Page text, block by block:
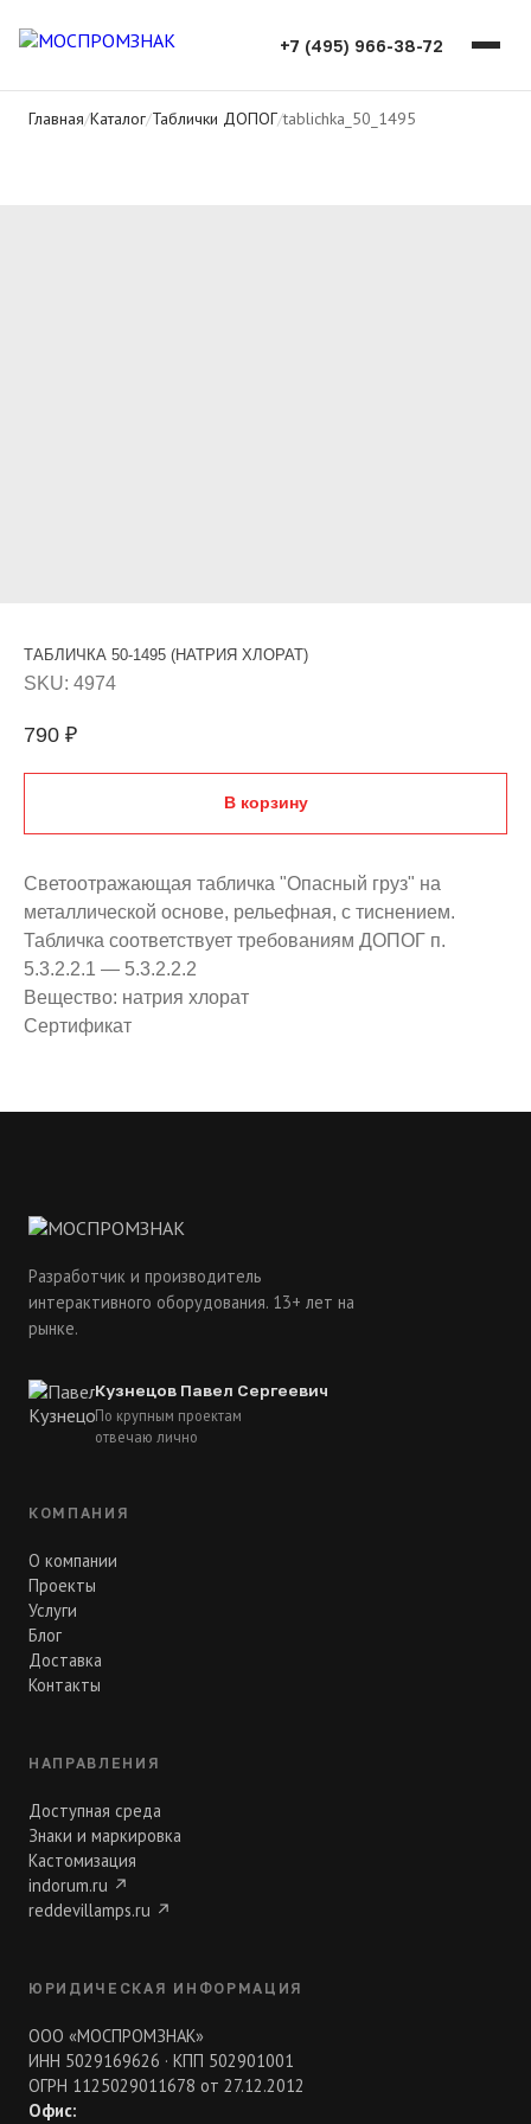
+7 (495) 966-38-72
Главная/Каталог/Таблички ДОПОГ/tablichka_50_1495
ТАБЛИЧКА 50-1495 (НАТРИЯ ХЛОРАТ)
SKU: 4974
790 ₽
В корзину
Светоотражающая табличка "Опасный груз" на
металлической основе, рельефная, с тиснением.
Табличка соответствует требованиям ДОПОГ п.
5.3.2.2.1 — 5.3.2.2.2
Вещество: натрия хлорат
Сертификат
Разработчик и производитель
интерактивного оборудования. 13+ лет на
рынке.
Кузнецов Павел Сергеевич
По крупным проектам
отвечаю лично
КОМПАНИЯ
О компании
Проекты
Услуги
Блог
Доставка
Контакты
НАПРАВЛЕНИЯ
Доступная среда
Знаки и маркировка
Кастомизация
indorum.ru ↗
reddevillamps.ru ↗
ЮРИДИЧЕСКАЯ ИНФОРМАЦИЯ
ООО «МОСПРОМЗНАК»
ИНН 5029169626 · КПП 502901001
ОГРН 1125029011678 от 27.12.2012
Офис: